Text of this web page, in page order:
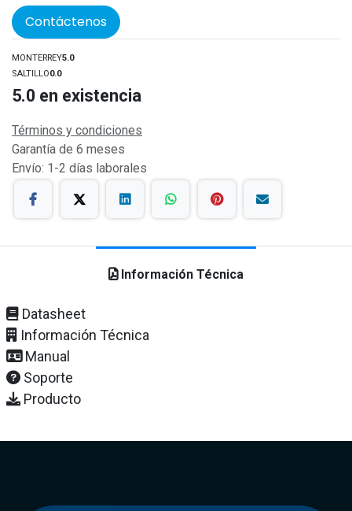
Contáctenos
MONTERREY5.0
SALTILLO0.0
5.0 en existencia
Términos y condiciones
Garantía de 6 meses
Envío: 1-2 días laborales
Información Técnica
Datasheet
Información Técnica
Manual
Soporte
Producto